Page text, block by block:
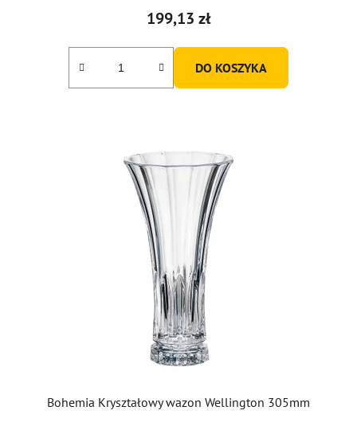
produktu
5,0
199,13 zł
DO KOSZYKA
Bohemia Kryształowy wazon Wellington 305mm